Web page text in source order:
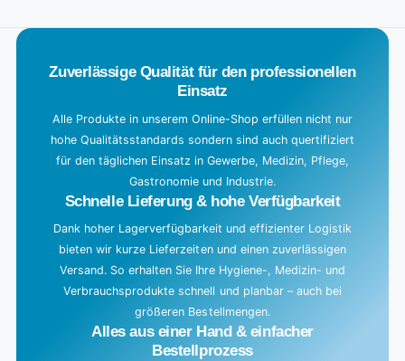
a
Zuverlässige Qualität für den professionellen
Einsatz
Alle Produkte in unserem Online-Shop erfüllen nicht nur
hohe Qualitätsstandards sondern sind auch quertifiziert
für den täglichen Einsatz in Gewerbe, Medizin, Pflege,
Gastronomie und Industrie.
Schnelle Lieferung & hohe Verfügbarkeit
Dank hoher Lagerverfügbarkeit und effizienter Logistik
bieten wir kurze Lieferzeiten und einen zuverlässigen
Versand. So erhalten Sie Ihre Hygiene-, Medizin- und
Verbrauchsprodukte schnell und planbar – auch bei
größeren Bestellmengen.
Alles aus einer Hand & einfacher
Bestellprozess